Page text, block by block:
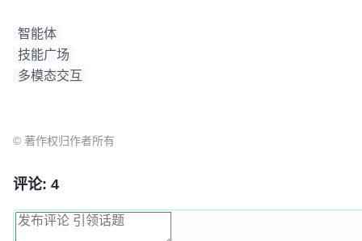
智能体
技能广场
多模态交互
© 著作权归作者所有
评论: 4